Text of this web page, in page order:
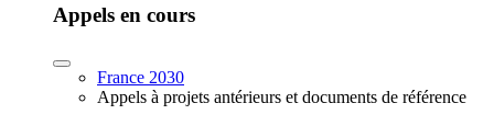
Appels en cours
France 2030
Appels à projets antérieurs et documents de référence